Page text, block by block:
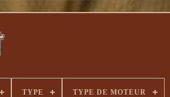
TYPE TYPE DE MOTEUR